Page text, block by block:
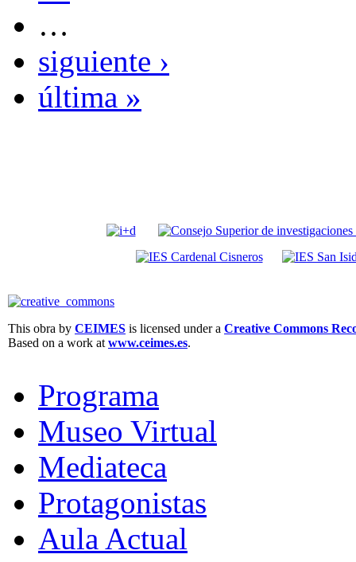
…
siguiente ›
última »
This obra by CEIMES is licensed under a Creative Commons
Based on a work at www.ceimes.es.
Programa
Museo Virtual
Mediateca
Protagonistas
Aula Actual